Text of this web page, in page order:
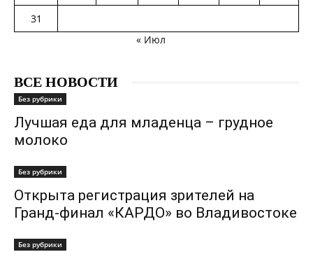
31
« Июл
ВСЕ НОВОСТИ
Без рубрики
Лучшая еда для младенца – грудное
молоко
Без рубрики
Открыта регистрация зрителей на
Гранд-финал «КАРДО» во Владивостоке
Без рубрики